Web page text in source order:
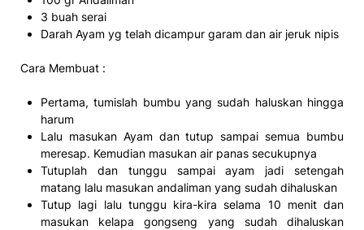
3 buah serai
Darah Ayam yg telah dicampur garam dan air jeruk nipis
Cara Membuat :
Pertama, tumislah bumbu yang sudah haluskan hingga
harum
Lalu masukan Ayam dan tutup sampai semua bumbu
meresap. Kemudian masukan air panas secukupnya
Tutuplah dan tunggu sampai ayam jadi setengah
matang lalu masukan andaliman yang sudah dihaluskan
Tutup lagi lalu tunggu kira-kira selama 10 menit dan
masukan kelapa gongseng yang sudah dihaluskan